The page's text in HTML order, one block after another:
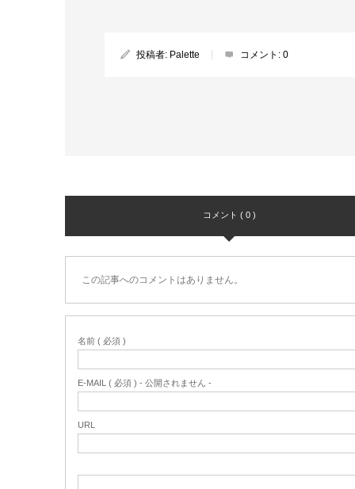
投稿者: Palette コメント: 0
コメント ( 0 )
この記事へのコメントはありません。
名前 ( 必須 )
E-MAIL ( 必須 ) - 公開されません -
URL